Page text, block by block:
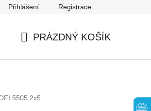
Přihlášení Registrace
PRÁZDNÝ KOŠÍK
5505 2x5